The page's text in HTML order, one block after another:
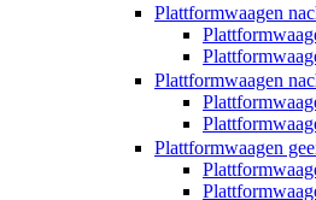
Plattformwaagen
Plattformwaagen
Plattformwaagen